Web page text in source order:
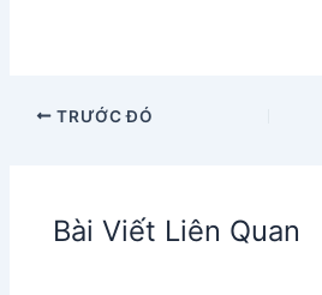
TRƯỚC ĐÓ
Bài Viết Liên Quan